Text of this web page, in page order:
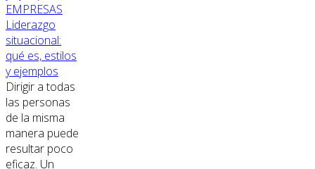
EMPRESAS
Liderazgo
situacional:
qué es, estilos
y ejemplos
Dirigir a todas
las personas
de la misma
manera puede
resultar poco
eficaz. Un